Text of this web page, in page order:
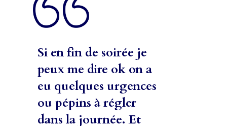
Si en fin de soirée je
peux me dire ok on a
eu quelques urgences
ou pépins à régler
dans la journée. Et